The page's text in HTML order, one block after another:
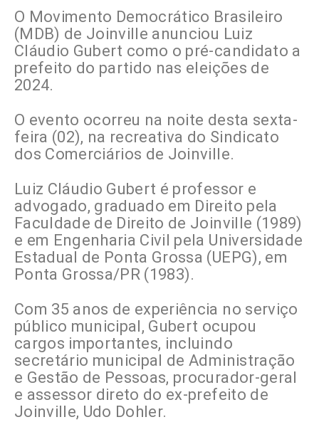
O Movimento Democrático Brasileiro
(MDB) de Joinville anunciou Luiz
Cláudio Gubert como o pré-candidato a
prefeito do partido nas eleições de
2024.
O evento ocorreu na noite desta sexta-
feira (02), na recreativa do Sindicato
dos Comerciários de Joinville.
Luiz Cláudio Gubert é professor e
advogado, graduado em Direito pela
Faculdade de Direito de Joinville (1989)
e em Engenharia Civil pela Universidade
Estadual de Ponta Grossa (UEPG), em
Ponta Grossa/PR (1983).
Com 35 anos de experiência no serviço
público municipal, Gubert ocupou
cargos importantes, incluindo
secretário municipal de Administração
e Gestão de Pessoas, procurador-geral
e assessor direto do ex-prefeito de
Joinville, Udo Dohler.